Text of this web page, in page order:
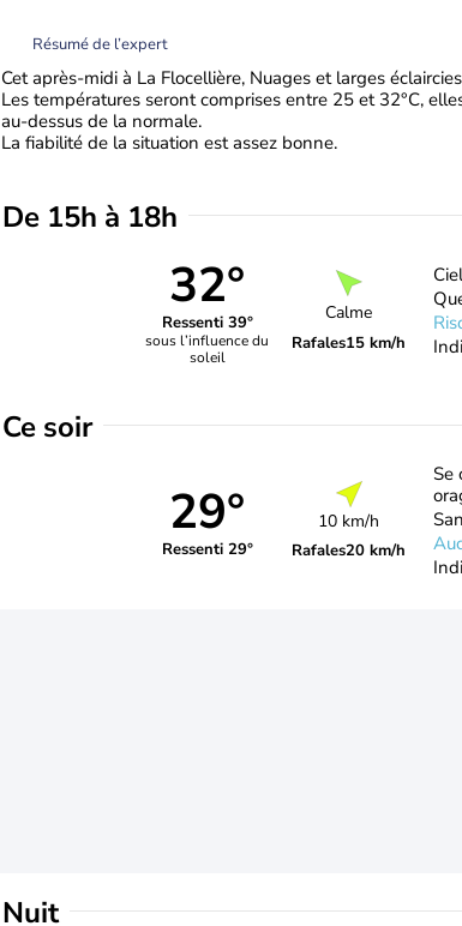
Résumé de l’expert
Cet après-midi à La Flocellière, Nuages et larges
Les températures seront comprises entre 25 et 32°C,
au-dessus de la normale.
La fiabilité de la situation est assez bonne.
De 15h à 18h
32°
Ressenti 39°
sous l’influence du
soleil
Calme
Rafales15 km/h
Ce soir
29°
Ressenti 29°
10 km/h
Rafales20 km/h
Se
Nuit